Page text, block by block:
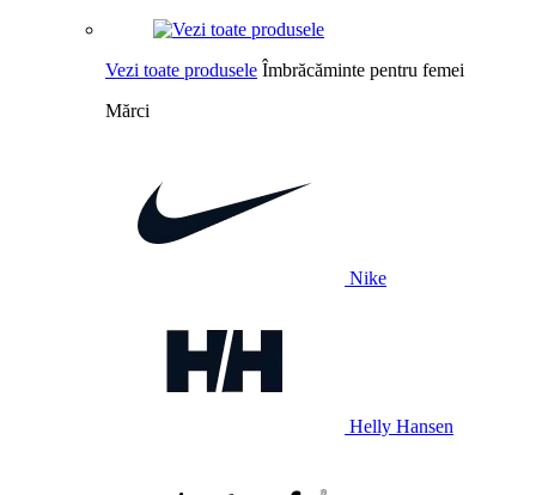
Vezi toate produsele Îmbrăcăminte pentru femei
Mărci
Nike
Helly Hansen